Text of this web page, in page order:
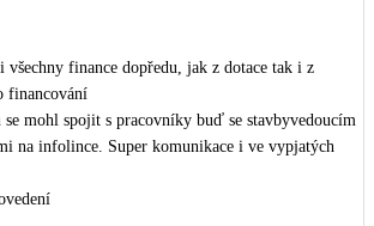
/ dveře
sestavy
finance dopředu, jak z dotace tak i z
financování
se mohl spojit s pracovníky buď se stavbyvedoucím
na infolince. Super komunikace i ve vypjatých